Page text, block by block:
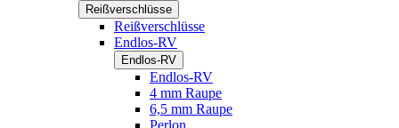
Reißverschlüsse
Reißverschlüsse
Endlos-RV
Endlos-RV
Endlos-RV
4 mm Raupe
6,5 mm Raupe
Perlon